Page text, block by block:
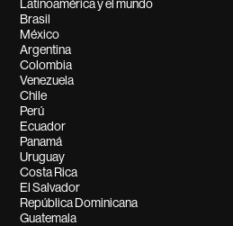
Latinoamérica y el mundo
Brasil
México
Argentina
Colombia
Venezuela
Chile
Perú
Ecuador
Panamá
Uruguay
Costa Rica
El Salvador
República Dominicana
Guatemala